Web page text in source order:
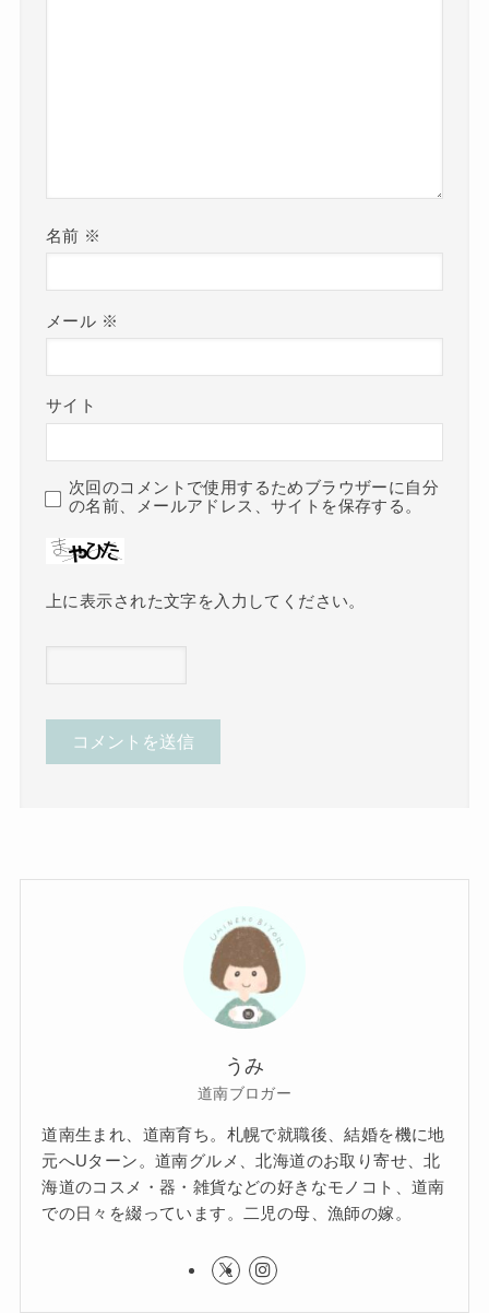
名前 ※
メール ※
サイト
次回のコメントで使用するためブラウザーに自分
の名前、メールアドレス、サイトを保存する。
上に表示された文字を入力してください。
うみ
道南ブロガー
道南生まれ、道南育ち。札幌で就職後、結婚を機に地
元へUターン。道南グルメ、北海道のお取り寄せ、北
海道のコスメ・器・雑貨などの好きなモノコト、道南
での日々を綴っています。二児の母、漁師の嫁。